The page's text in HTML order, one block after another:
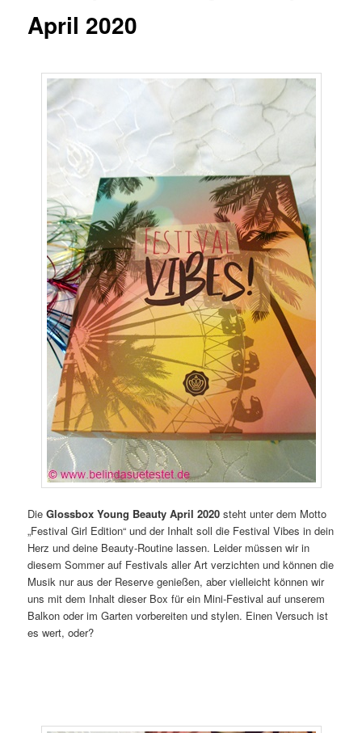
April 2020
DieGlossbox Young Beauty April 2020 steht unter dem Motto
„Festival Girl Edition“ und der Inhalt soll die Festival Vibes in dein
Herz und deine Beauty-Routine lassen. Leider müssen wir in
diesem Sommer auf Festivals aller Art verzichten und können die
Musik nur aus der Reserve genießen, aber vielleicht können wir
uns mit dem Inhalt dieser Box für ein Mini-Festival auf unserem
Balkon oder im Garten vorbereiten und stylen. Einen Versuch ist
es wert, oder?